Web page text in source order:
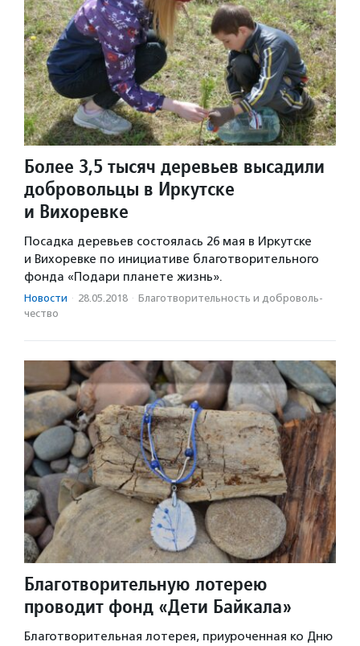
Более 3,5 тысяч деревьев высадили
добровольцы в Иркутске
и Вихоревке
Посадка деревьев состоялась 26 мая в Иркутске
и Вихоревке по инициативе благотворительного
фонда «Подари планете жизнь».
Новости · 28.05.2018 · Благотвори­тель­ность и доброволь­
чест­во
Благотворительную лотерею
проводит фонд «Дети Байкала»
Благотворительная лотерея, приуроченная ко Дню